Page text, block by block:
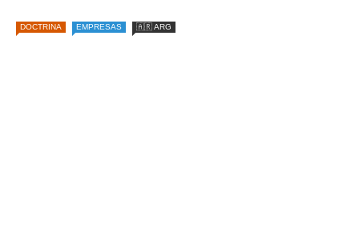
DOCTRINA EMPRESAS 🇦🇷 ARG